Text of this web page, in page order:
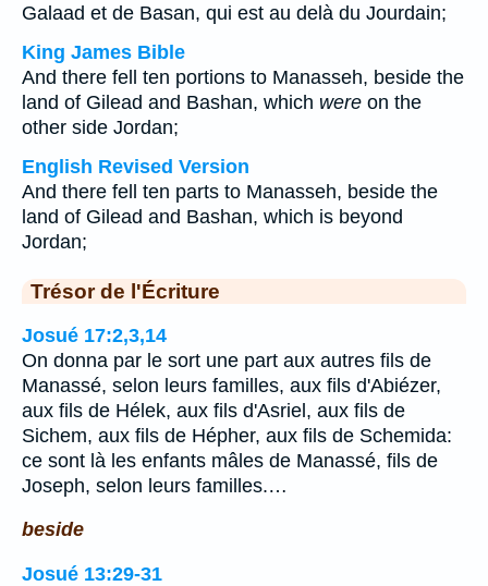
Galaad et de Basan, qui est au delà du Jourdain;
King James Bible
And there fell ten portions to Manasseh, beside the
land of Gilead and Bashan, which were on the
other side Jordan;
English Revised Version
And there fell ten parts to Manasseh, beside the
land of Gilead and Bashan, which is beyond
Jordan;
Trésor de l'Écriture
Josué 17:2,3,14
On donna par le sort une part aux autres fils de
Manassé, selon leurs familles, aux fils d'Abiézer,
aux fils de Hélek, aux fils d'Asriel, aux fils de
Sichem, aux fils de Hépher, aux fils de Schemida:
ce sont là les enfants mâles de Manassé, fils de
Joseph, selon leurs familles.…
beside
Josué 13:29-31